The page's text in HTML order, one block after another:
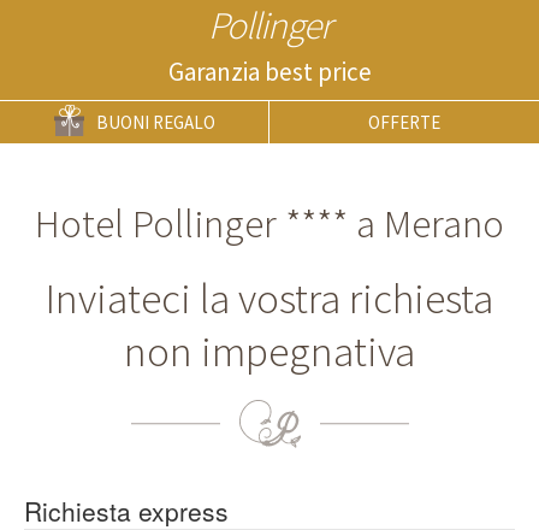
Pollinger
Garanzia best price
BUONI REGALO OFFERTE
Hotel Pollinger **** a Merano
Inviateci la vostra richiesta
non impegnativa
Richiesta express